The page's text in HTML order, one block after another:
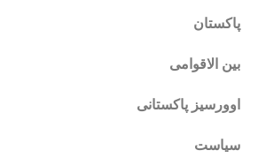
پاکستان
بین الاقوامی
اوورسیز پاکستانی
سیاست